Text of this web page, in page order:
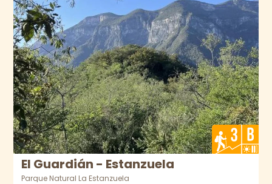
El Guardián - Estanzuela
Parque Natural La Estanzuela